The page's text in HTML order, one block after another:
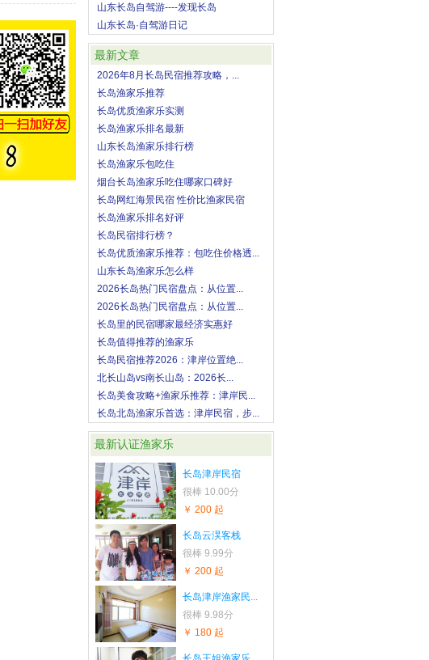
山东长岛自驾游----发现长岛
山东长岛·自驾游日记
最新文章
2026年8月长岛民宿推荐攻略，...
长岛渔家乐推荐
长岛优质渔家乐实测
长岛渔家乐排名最新
山东长岛渔家乐排行榜
长岛渔家乐包吃住
烟台长岛渔家乐吃住哪家口碑好
长岛网红海景民宿 性价比渔家民宿
长岛渔家乐排名好评
长岛民宿排行榜？
长岛优质渔家乐推荐：包吃住价格透...
山东长岛渔家乐怎么样
2026长岛热门民宿盘点：从位置...
2026长岛热门民宿盘点：从位置...
长岛里的民宿哪家最经济实惠好
长岛值得推荐的渔家乐
长岛民宿推荐2026：津岸位置绝...
北长山岛vs南长山岛：2026长...
长岛美食攻略+渔家乐推荐：津岸民...
长岛北岛渔家乐首选：津岸民宿，步...
最新认证渔家乐
长岛津岸民宿
很棒 10.00分
￥ 200 起
长岛云淏客栈
很棒 9.99分
￥ 200 起
长岛津岸渔家民...
很棒 9.98分
￥ 180 起